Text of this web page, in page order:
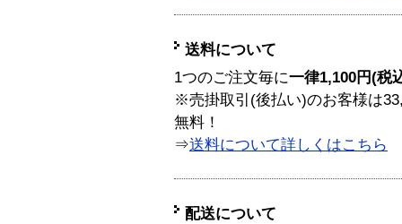
送料について
1つのご注文毎に一律1,100円(税
※売掛取引(後払い)のお客様は
無料！
⇒送料について詳しくはこちら
配送について